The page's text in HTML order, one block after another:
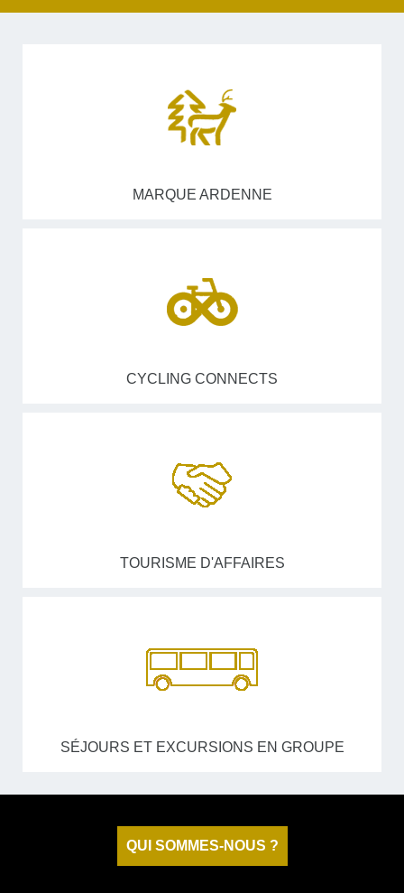
MARQUE ARDENNE
CYCLING CONNECTS
TOURISME D'AFFAIRES
SÉJOURS ET EXCURSIONS EN GROUPE
QUI SOMMES-NOUS ?